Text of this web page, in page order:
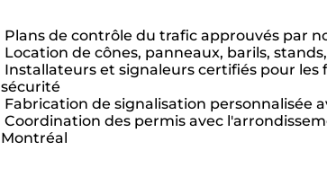
Plans de contrôle du trafic approuvés par
Location de cônes, panneaux, barils,
Installateurs et signaleurs certifiés pour les
sécurité
Fabrication de signalisation personnalisée
Coordination des permis avec
Montréal